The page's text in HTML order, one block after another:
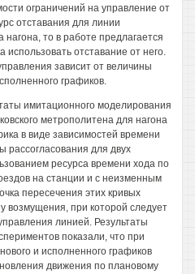
ограничений на управление от
отставания для линии
то в работе предлагается
использовать отставание от него.
зависит от величины
графиков.
имитационного моделирования
метрополитена для нагона
в виде зависимостей времени
рассогласования для двух
ресурса времени хода по
на станции и с неизменным
пересечения этих кривых
возмущения, при которой следует
линией. Результаты
показали, что при
и исполненного графиков
движения по плановому